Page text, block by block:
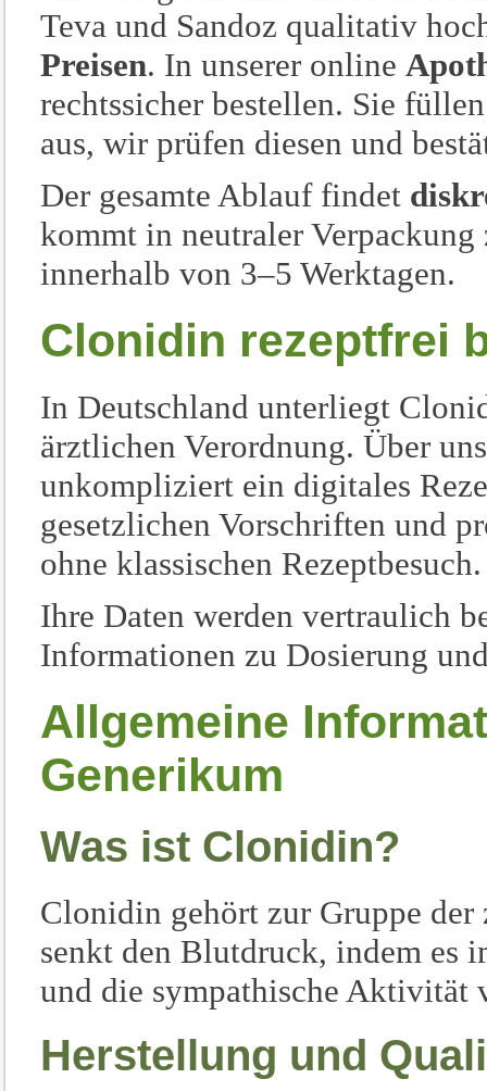
Teva und Sandoz qualitativ
Preisen. In unserer online
rechtssicher bestellen. Sie
aus, wir prüfen diesen und
Der gesamte Ablauf findet
kommt in neutraler
innerhalb von 3–5 Werktagen.
Clonidin rezeptfrei
In Deutschland unterliegt
ärztlichen Verordnung. Über
unkompliziert ein digitales
gesetzlichen Vorschriften und
ohne klassischen Rezeptbesuch.
Ihre Daten werden vertraulich
Informationen zu Dosierung
Allgemeine
Generikum
Was ist Clonidin?
Clonidin gehört zur Gruppe
senkt den Blutdruck, indem es
und die sympathische Aktivität
Herstellung und